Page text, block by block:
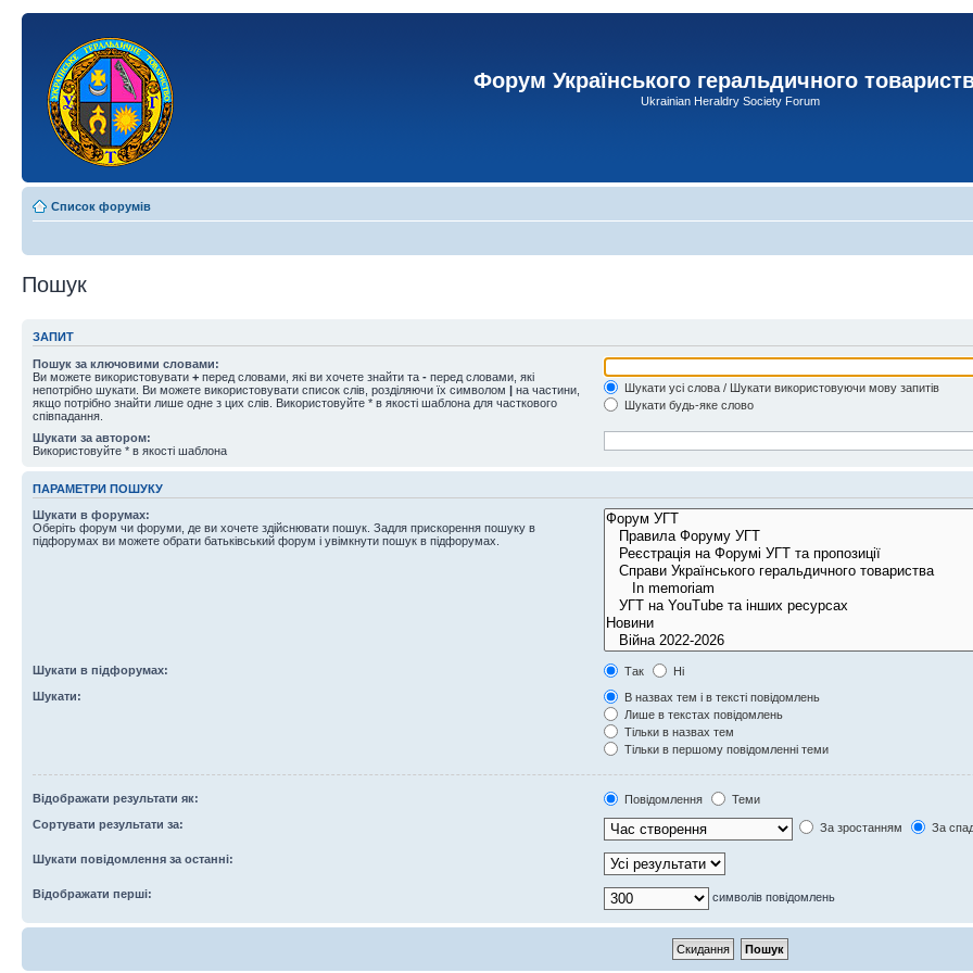
Форум Українського геральдичного
Ukrainian Heraldry Society Forum
Список форумів
Пошук
ЗАПИТ
Пошук за ключовими словами:
Ви можете використовувати + перед словами, які ви хочете знайти та - перед словами, які
непотрібно шукати. Ви можете використовувати список слів, розділяючи їх символом | на частини,
якщо потрібно знайти лише одне з цих слів. Використовуйте * в якості шаблона для часткового
співпадання.
Шукати усі слова / Шукати використовуючи мову запитів
Шукати будь-яке слово
Шукати за автором:
Використовуйте * в якості шаблона
ПАРАМЕТРИ ПОШУКУ
Шукати в форумах:
Оберіть форум чи форуми, де ви хочете здійснювати пошук. Задля прискорення пошуку в
підфорумах ви можете обрати батьківський форум і увімкнути пошук в підфорумах.
Шукати в підфорумах: Так
Ні
Шукати:
В назвах тем і в тексті повідомлень
Лише в текстах повідомлень
Тільки в назвах тем
Тільки в першому повідомленні теми
Відображати результати як: Повідомлення
Теми
Сортувати результати за:
За зростанням За
Шукати повідомлення за останні:
Відображати перші: символів повідомлень